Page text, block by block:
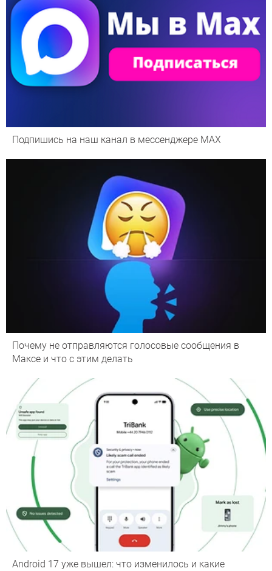
Подпишись на наш канал в мессенджере МАХ
Почему не отправляются голосовые сообщения в
Максе и что с этим делать
Android 17 уже вышел: что изменилось и какие